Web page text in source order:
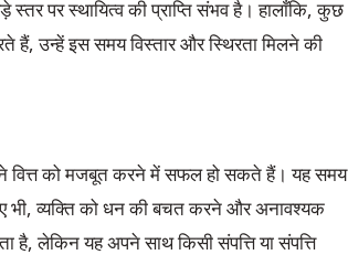
स्तर पर स्थायित्व की प्राप्ति संभव है। हालाँकि, कुछ
हैं, उन्हें इस समय विस्तार और स्थिरता मिलने की
वित्त को मजबूत करने में सफल हो सकते हैं। यह समय
भी, व्यक्ति को धन की बचत करने और अनावश्यक
है, लेकिन यह अपने साथ किसी संपत्ति या संपत्ति